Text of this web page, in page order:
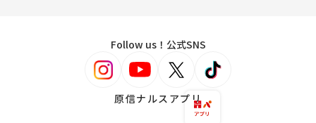
Follow us！公式SNS
原信ナルスアプリ